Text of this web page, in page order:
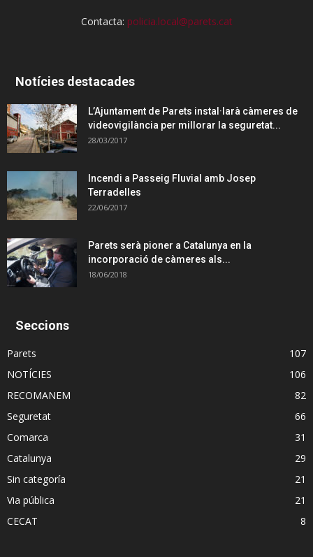
Contacta: policia.local@parets.cat
Notícies destacades
L’Ajuntament de Parets instal·larà càmeres de
videovigilància per millorar la seguretat...
28/03/2017
Incendi a Passeig Fluvial amb Josep
Terradelles
22/06/2017
Parets serà pioner a Catalunya en la
incorporació de càmeres als...
18/06/2018
Seccions
Parets
107
NOTÍCIES
106
RECOMANEM
82
Seguretat
66
Comarca
31
Catalunya
29
Sin categoría
21
Via pública
21
CECAT
8